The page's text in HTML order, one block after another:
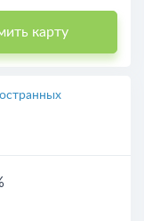
карту